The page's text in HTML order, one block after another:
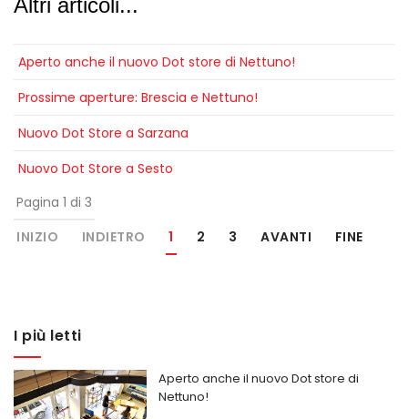
Altri articoli...
Aperto anche il nuovo Dot store di Nettuno!
Prossime aperture: Brescia e Nettuno!
Nuovo Dot Store a Sarzana
Nuovo Dot Store a Sesto
Pagina 1 di 3
INIZIO
INDIETRO 1 2 3 AVANTI FINE
I più letti
Aperto anche il nuovo Dot store di
Nettuno!